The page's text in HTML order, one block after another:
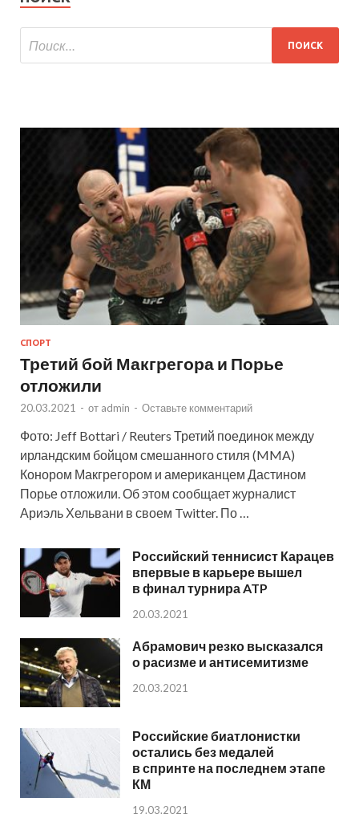
СПОРТ
Третий бой Макгрегора и Порье
отложили
20.03.2021 - от admin - Оставьте комментарий
Фото: Jeff Bottari / Reuters Третий поединок между
ирландским бойцом смешанного стиля (MMA)
Конором Макгрегором и американцем Дастином
Порье отложили. Об этом сообщает журналист
Ариэль Хельвани в своем Twitter. По …
Российский теннисист Карацев
впервые в карьере вышел
в финал турнира ATP
20.03.2021
Абрамович резко высказался
о расизме и антисемитизме
20.03.2021
Российские биатлонистки
остались без медалей
в спринте на последнем этапе
КМ
19.03.2021